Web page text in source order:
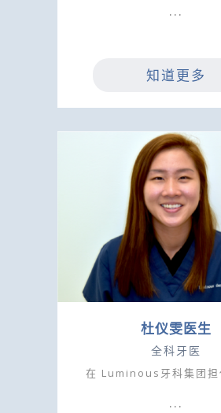
知道更多
杜仪雯医生
全科牙医
在 Luminous牙科集团担